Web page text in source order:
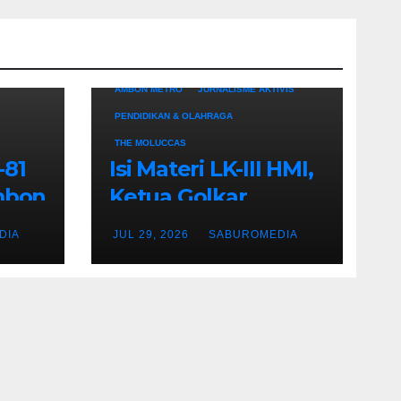
AMBON METRO JURNALISME AKTIVIS
PENDIDIKAN & OLAHRAGA
THE MOLUCCAS
Isi Materi LK-III HMI,
Ketua Golkar
Maluku Umar Lessy
JUL 29, 2026 SABUROMEDIA